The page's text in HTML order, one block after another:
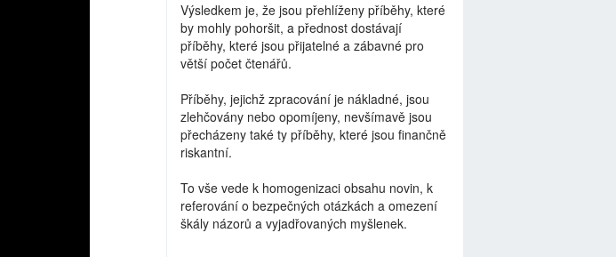
Výsledkem je, že jsou přehlíženy příběhy, které
by mohly pohoršit, a přednost dostávají
příběhy, které jsou přijatelné a zábavné pro
větší počet čtenářů.
Příběhy, jejichž zpracování je nákladné, jsou
zlehčovány nebo opomíjeny, nevšímavě jsou
přecházeny také ty příběhy, které jsou finančně
riskantní.
To vše vede k homogenizaci obsahu novin, k
referování o bezpečných otázkách a omezení
škály názorů a vyjadřovaných myšlenek.